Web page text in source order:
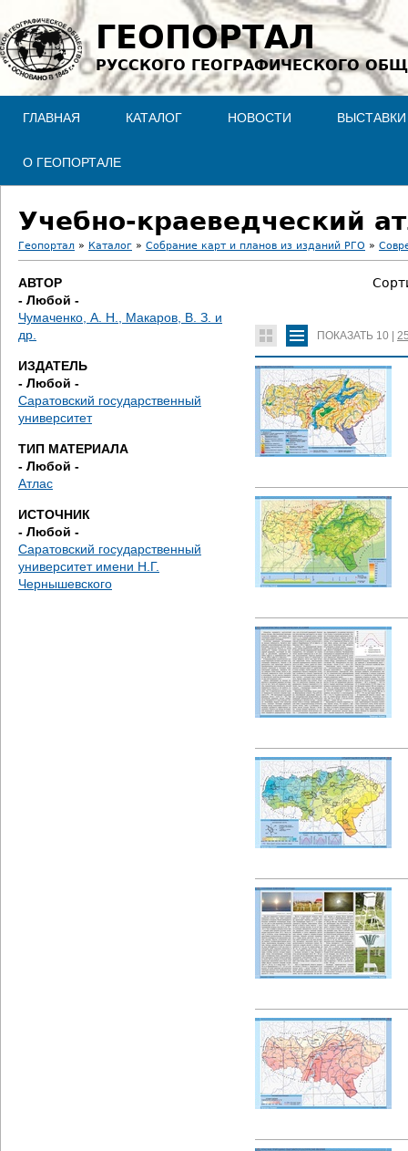
Jump to navigation
ГЕОПОРТАЛ
РУССКОГО ГЕОГРАФИЧЕСКОГО
ГЛАВНАЯ КАТАЛОГ НОВОСТИ ВЫСТАВКИ
О ГЕОПОРТАЛЕ
Учебно-краеведческий
В
ы
з
д
е
с
ь
Геопортал » Каталог » Собрание карт и планов из изданий РГО »
АВТОР
- Любой -
Чумаченко, А. Н., Макаров, В. З. и
др.
ИЗДАТЕЛЬ
- Любой -
Саратовский государственный
университет
ТИП МАТЕРИАЛА
- Любой -
Атлас
ИСТОЧНИК
- Любой -
Саратовский государственный
университет имени Н.Г.
Чернышевского
ПОКАЗАТЬ 10